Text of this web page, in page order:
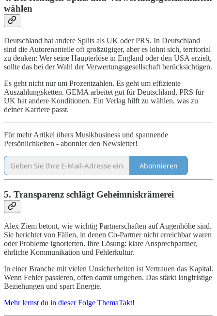
wählen
Deutschland hat andere Splits als UK oder PRS. In Deutschland
sind die Autorenanteile oft großzügiger, aber es lohnt sich, territorial
zu denken: Wer seine Haupterlöse in England oder den USA erzielt,
sollte das bei der Wahl der Verwertungsgesellschaft berücksichtigen.
Es geht nicht nur um Prozentzahlen. Es geht um effiziente
Auszahlungsketten. GEMA arbeitet gut für Deutschland, PRS für
UK hat andere Konditionen. Ein Verlag hilft zu wählen, was zu
deiner Karriere passt.
Für mehr Artikel übers Musikbusiness und spannende
Persönlichkeiten - abonnier den Newsletter!
Abonnieren
5. Transparenz schlägt Geheimniskrämerei
Alex Ziem betont, wie wichtig Partnerschaften auf Augenhöhe sind.
Sie berichtet von Fällen, in denen Co-Partner nicht erreichbar waren
oder Probleme ignorierten. Ihre Lösung: klare Ansprechpartner,
ehrliche Kommunikation und Fehlerkultur.
In einer Branche mit vielen Unsicherheiten ist Vertrauen das Kapital.
Wenn Fehler passieren, offen damit umgehen. Das stärkt langfristige
Beziehungen und spart Energie.
Mehr lernst du in dieser Folge ThemaTakt!